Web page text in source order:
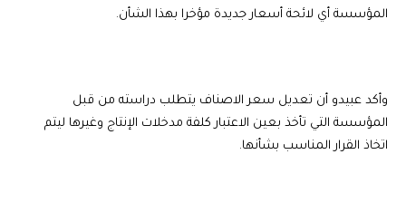
المؤسسة أي لائحة أسعار جديدة مؤخرا بهذا الشأن.
وأكد عبيدو أن تعديل سعر الاصناف يتطلب دراسته من قبل
المؤسسة التي تأخذ بعين الاعتبار كلفة مدخلات الإنتاج وغيرها ليتم
اتخاذ القرار المناسب بشأنها.